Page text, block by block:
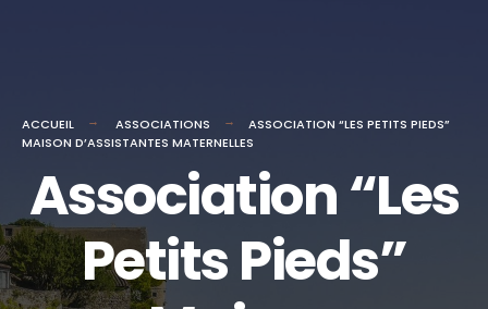
ACCUEIL ASSOCIATIONS
ASSOCIATION “LES PETITS PIEDS”
MAISON D’ASSISTANTES MATERNELLES
Association “Les
Petits Pieds”